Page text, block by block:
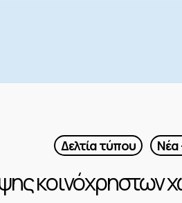
Δελτία τύπου Νέα
κοινόχρηστων